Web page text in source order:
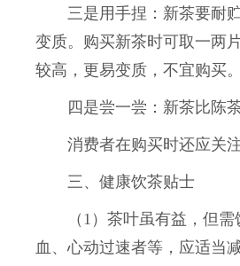
三是用手捏：新茶要耐贮
变质。购买新茶时可取一两
较高，更易变质，不宜购买。
四是尝一尝：新茶比陈茶
消费者在购买时还应关注
三、健康饮茶贴士
（1）茶叶虽有益，但需饮
血、心动过速者等，应适当